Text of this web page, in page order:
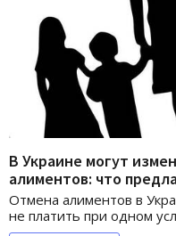
В Украине могут
алиментов: что
Отмена алиментов в
не платить при одном